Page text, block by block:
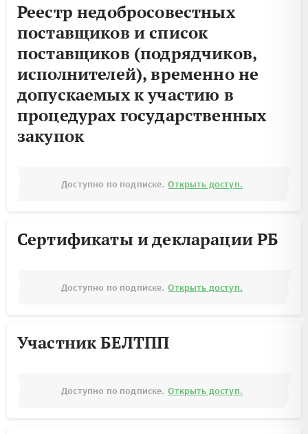
Реестр недобросовестных
поставщиков и список
поставщиков (подрядчиков,
исполнителей), временно не
допускаемых к участию в
процедурах государственных
закупок
Доступно по подписке. Открыть доступ.
Сертификаты и декларации РБ
Доступно по подписке. Открыть доступ.
Участник БЕЛТПП
Доступно по подписке. Открыть доступ.